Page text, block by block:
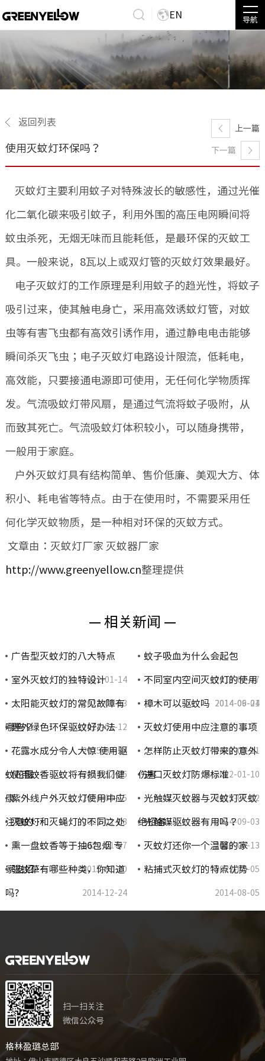
EN
导航
返回列表
使用灭蚊灯环保吗？
上一篇
下一篇
灭蚊灯主要利用蚊子对特殊波长的敏感性，通过光催
化二氧化碳来吸引蚊子，利用外围的高压电网瞬间将
蚊虫杀死，无烟无味而且能耗低，是最环保的灭蚊工
具。一般来说，8瓦以上或双灯管的灭蚊灯效果最好。
电子灭蚊灯的工作原理是利用蚊子的趋光性，将蚊子
吸引过来，使其触电身亡，采用高效诱蚊灯管，对蚊
虫等有害飞虫都有高效引诱作用，通过静电电击能够
瞬间杀灭飞虫；电子灭蚊灯电路设计限流，低耗电，
高效能，只要接通电源即可使用，无任何化学物质挥
发。气流吸蚊灯带风扇，是通过气流将蚊子吸附，从
而致其死亡。气流吸蚊灯体积较小，可以随身携带，
一般用于家庭。
户外灭蚊灯具有结构简单、售价低廉、美观大方、体
积小、耗电省等特点。由于在使用时，不需要采用任
何化学灭蚊物质，是一种相对环保的灭蚊方式。
文章由：灭蚊灯厂家 灭蚊器厂家
http://www.greenyellow.cn整理提供
— 相关新闻 —
广告型灭蚊灯的八大特点
2022-01-14
蚊子吸血为什么会起包
2015-07-27
室外灭蚊灯的独特设计
2022-01-13
不同室内空间灭蚊灯的使用
2014-09-04
太阳能灭蚊灯的常见故障有
哪些？ 2022-01-12
樟木可以驱蚊吗 2014-06-21
野外绿色环保驱蚊好办法
2015-07-24
灭蚊灯使用中应注意的事项
2022-01-11
花露水成分令人大惊 使用驱
蚊花露… 2014-12-26
怎样防止灭蚊灯带来的意外
伤害 2022-01-10
使用蚊香驱蚊将有损我们健
康 2016-06-15
进口灭蚊灯防爆标准
2015-07-22
紫外线户外灭蚊灯使用中应
注意的… 2022-01-08
光触媒灭蚊器与灭蚊灯灭蚊
绝招各… 2014-09-03
灭蚊灯和灭蝇灯的不同之处
2022-01-07
光触媒驱蚊器有用吗？
2016-06-13
熏一盘蚊香等于抽6包烟 专
家支招… 2015-07-20
灭蚊灯还你一个温馨的家
2022-01-05
驱蚊草有哪些种类，你知道
吗? 2014-12-24
粘捕式灭蚊灯的特点优势
2014-08-05
扫一扫关注
微信公众号
格林盈璐总部